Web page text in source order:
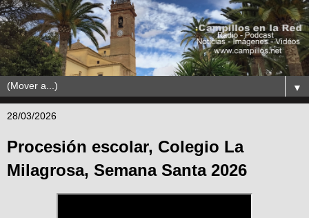
▼
28/03/2026
Procesión escolar, Colegio La
Milagrosa, Semana Santa 2026